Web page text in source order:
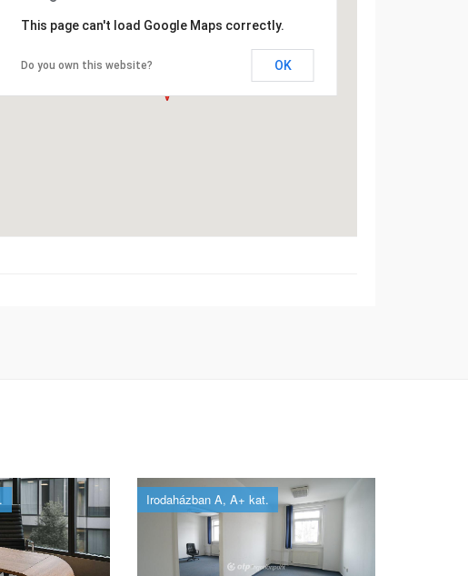
This page can't load Google Maps correctly.
Do you own this website? OK
Irodaházban A, A+ kat.